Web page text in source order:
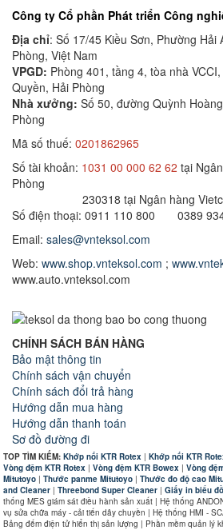
Công ty Cổ phần Phát triển Công
Địa chỉ: Số 17/45 Kiều Sơn, Phường Hải
Phòng, Việt Nam
VPGD: Phòng 401, tầng 4, tòa nhà
Quyền, Hải Phòng
Nhà xưởng: Số 50, đường Quỳnh
Phòng
Mã số thuế: 0201862965
Số tài khoản: 1031 00 000 62 62 tại
Phòng
230318 tại Ngân hàng
Số điện thoại: 0911 110 800 0389
Email: sales@vnteksol.com
Web: www.shop.vnteksol.com ;
www.auto.vnteksol.com
CHÍNH SÁCH BÁN HÀNG
Bảo mật thông tin
Chính sách vận chuyển
Chính sách đổi trả hàng
Hướng dẫn mua hàng
Hướng dẫn thanh toán
Sơ đồ đường đi
TOP TÌM KIẾM:Khớp nối KTR Rotex |Khớp nối KTR
Vòng đệm KTR Rotex | Vòng đệm KTR Bowex |Vòng
Mitutoyo |Thước panme Mitutoyo |Thước đo độ cao
and Cleaner |Threebond Super Cleaner |Giấy in biểu đồ
thống MES giám sát điều hành sản xuất | Hệ thống
vụ sửa chữa máy - cải tiến dây chuyền | Hệ thống HMI -
Bảng đếm điện tử hiển thị sản lượng | Phần mềm quản lý